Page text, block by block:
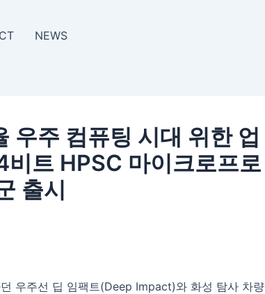
NEWS
우주 컴퓨팅 시대 위한 업
트 HPSC 마이크로프로
출시
우주선 딥 임팩트(Deep Impact)와 화성 탐사 차량